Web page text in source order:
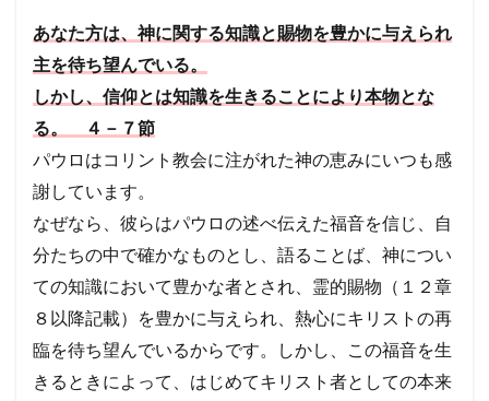
神が
を取
られ
るた
め、
を誇
らせ
ため
だっ
た
5.1
考察
１
「神
の教
あなた方は、神に関する知識と賜物を豊かに与えられ
主を待ち望んでいる。
しかし、信仰とは知識を生きることにより本物とな
る。 ４－７節
パウロはコリント教会に注がれた神の恵みにいつも感
謝しています。
なぜなら、彼らはパウロの述べ伝えた福音を信じ、自
分たちの中で確かなものとし、語ることば、神につい
ての知識において豊かな者とされ、霊的賜物（１２章
８以降記載）を豊かに与えられ、熱心にキリストの再
臨を待ち望んでいるからです。しかし、この福音を生
きるときによって、はじめてキリスト者としての本来